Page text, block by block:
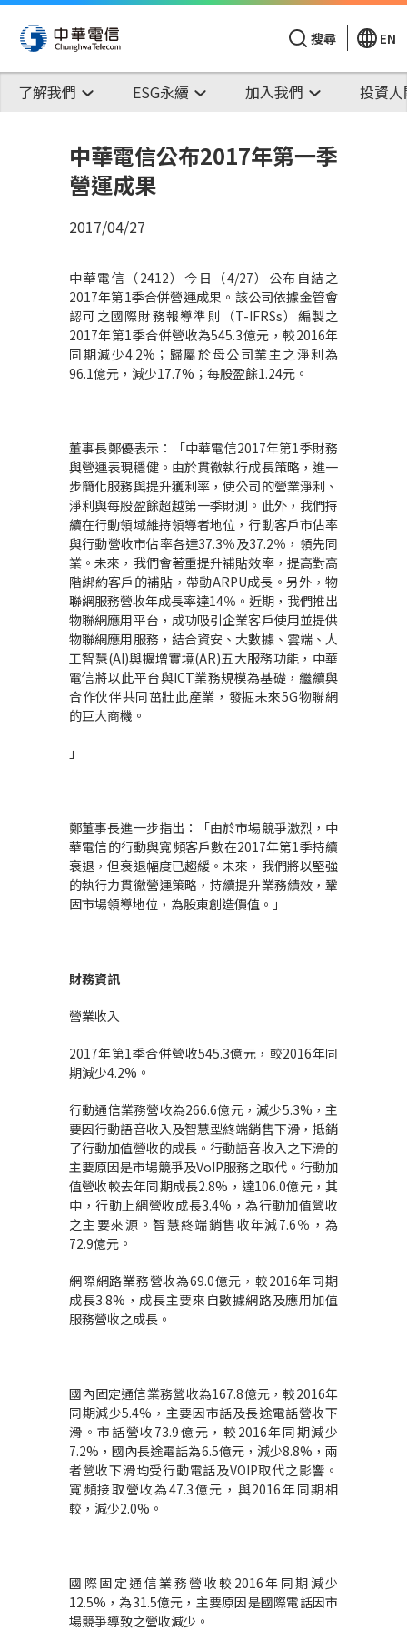
搜尋 EN
了解我們 ESG永續 加入我們 投資
中華電信公布2017年第一季
營運成果
2017/04/27
中華電信（2412）今日（4/27）公布自結之
2017年第1季合併營運成果。該公司依據金管會
認可之國際財務報導準則（T-IFRSs）編製之
2017年第1季合併營收為545.3億元，較2016年
同期減少4.2%；歸屬於母公司業主之淨利為
96.1億元，減少17.7%；每股盈餘1.24元。
董事長鄭優表示：「中華電信2017年第1季財務
與營運表現穩健。由於貫徹執行成長策略，進一
步簡化服務與提升獲利率，使公司的營業淨利、
淨利與每股盈餘超越第一季財測。此外，我們持
續在行動領域維持領導者地位，行動客戶市佔率
與行動營收市佔率各達37.3％及37.2％，領先同
業。未來，我們會著重提升補貼效率，提高對高
階綁約客戶的補貼，帶動ARPU成長。另外，物
聯網服務營收年成長率達14％。近期，我們推出
物聯網應用平台，成功吸引企業客戶使用並提供
物聯網應用服務，結合資安、大數據、雲端、人
工智慧(AI)與擴增實境(AR)五大服務功能，中華
電信將以此平台與ICT業務規模為基礎，繼續與
合作伙伴共同茁壯此產業，發掘未來5G物聯網
的巨大商機。
」
鄭董事長進一步指出：「由於市場競爭激烈，中
華電信的行動與寬頻客戶數在2017年第1季持續
衰退，但衰退幅度已趨緩。未來，我們將以堅強
的執行力貫徹營運策略，持續提升業務績效，鞏
固市場領導地位，為股東創造價值。」
財務資訊
營業收入
2017年第1季合併營收545.3億元，較2016年同
期減少4.2%。
行動通信業務營收為266.6億元，減少5.3%，主
要因行動語音收入及智慧型終端銷售下滑，抵銷
了行動加值營收的成長。行動語音收入之下滑的
主要原因是市場競爭及VoIP服務之取代。行動加
值營收較去年同期成長2.8%，達106.0億元，其
中，行動上網營收成長3.4%，為行動加值營收
之主要來源。智慧終端銷售收年減7.6％，為
72.9億元。
網際網路業務營收為69.0億元，較2016年同期
成長3.8%，成長主要來自數據網路及應用加值
服務營收之成長。
國內固定通信業務營收為167.8億元，較2016年
同期減少5.4%，主要因市話及長途電話營收下
滑。市話營收73.9億元，較2016年同期減少
7.2%，國內長途電話為6.5億元，減少8.8%，兩
者營收下滑均受行動電話及VOIP取代之影響。
寬頻接取營收為47.3億元，與2016年同期相
較，減少2.0%。
國際固定通信業務營收較2016年同期減少
12.5%，為31.5億元，主要原因是國際電話因市
場競爭導致之營收減少。